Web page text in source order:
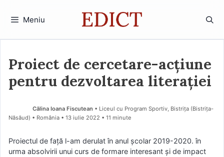
Meniu
Proiect de cercetare-acțiune
pentru dezvoltarea literației
Călina Ioana Fiscutean • Liceul cu Program Sportiv, Bistrița (Bistriţa-
Năsăud) • România
13 iulie 2022 • 11 minute
Proiectul de față l-am derulat în anul școlar 2019-2020. în
urma absolvirii unui curs de formare interesant și de impact